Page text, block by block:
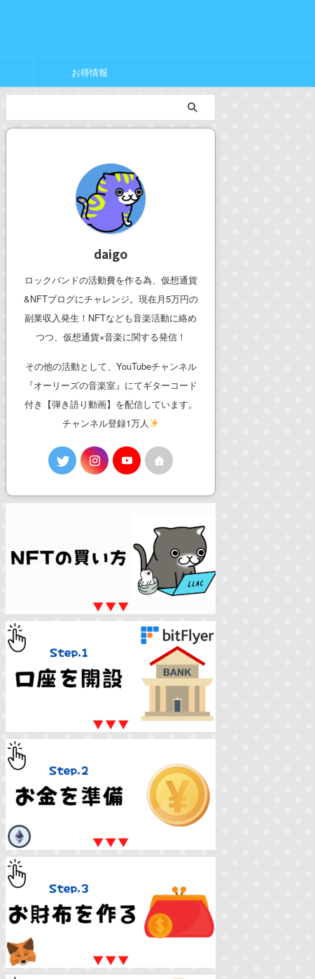
お得情報
daigo
ロックバンドの活動費を作る為、仮想通貨
&NFTブログにチャレンジ。現在月5万円の
副業収入発生！NFTなども音楽活動に絡め
つつ、仮想通貨×音楽に関する発信！
その他の活動として、YouTubeチャンネル
『オーリーズの音楽室』にてギターコード
付き【弾き語り動画】を配信しています。
チャンネル登録1万人